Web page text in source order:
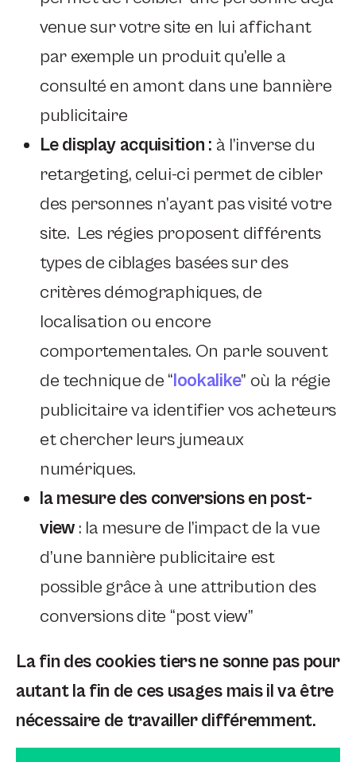
venue sur votre site en lui affichant
par exemple un produit qu’elle a
consulté en amont dans une bannière
publicitaire
Le display acquisition : à l’inverse du
retargeting, celui-ci permet de cibler
des personnes n’ayant pas visité votre
site. Les régies proposent différents
types de ciblages basées sur des
critères démographiques, de
localisation ou encore
comportementales. On parle souvent
de technique de “lookalike” où la régie
publicitaire va identifier vos acheteurs
et chercher leurs jumeaux
numériques.
la mesure des conversions en post-
view : la mesure de l’impact de la vue
d’une bannière publicitaire est
possible grâce à une attribution des
conversions dite “post view”
La fin des cookies tiers ne sonne pas pour
autant la fin de ces usages mais il va être
nécessaire de travailler différemment.